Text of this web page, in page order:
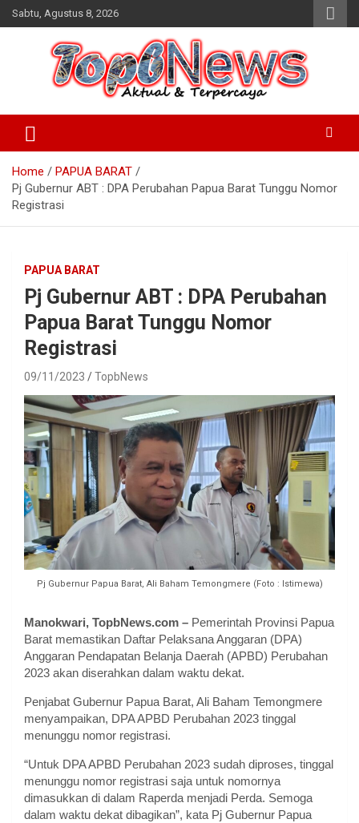
Skip
to
Sabtu, Agustus 8, 2026
Home
PAPUA BARAT
Pj Gubernur ABT : DPA Perubahan Papua Barat Tunggu Nomor
Registrasi
PAPUA BARAT
Pj Gubernur ABT : DPA Perubahan
Papua Barat Tunggu Nomor
Registrasi
09/11/2023 TopbNews
Pj Gubernur Papua Barat, Ali Baham Temongmere (Foto : Istimewa)
Manokwari, TopbNews.com – Pemerintah Provinsi Papua
Barat memastikan Daftar Pelaksana Anggaran (DPA)
Anggaran Pendapatan Belanja Daerah (APBD) Perubahan
2023 akan diserahkan dalam waktu dekat.
Penjabat Gubernur Papua Barat, Ali Baham Temongmere
menyampaikan, DPA APBD Perubahan 2023 tinggal
menunggu nomor registrasi.
“Untuk DPA APBD Perubahan 2023 sudah diproses, tinggal
menunggu nomor registrasi saja untuk nomornya
dimasukkan di dalam Raperda menjadi Perda. Semoga
dalam waktu dekat dibagikan”, kata Pj Gubernur Papua